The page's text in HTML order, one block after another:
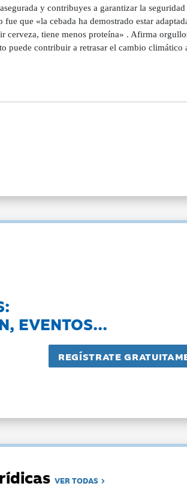
y contribuyes a garantizar la seguridad
que «la cebada ha demostrado estar
cerveza, tiene menos proteína» . Afirma
puede contribuir a retrasar el cambio climático
EVENTOS...
VER TODAS